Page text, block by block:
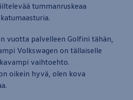
tummanruskeaa
vuotta palvelleen Golfini tähän,
Volkswagen on tällaiselle
vaihtoehto.
oikein hyvä, olen kova